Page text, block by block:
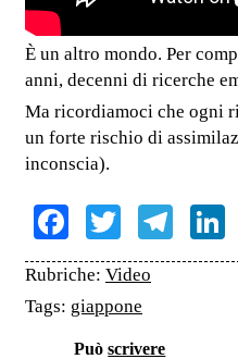
È un altro mondo. Per
anni, decenni di ricerche
Ma ricordiamoci che ogni
un forte rischio di
inconscia).
Facebook
Twitter
Rubriche: Video
Tags: giappone
Puòscrivere